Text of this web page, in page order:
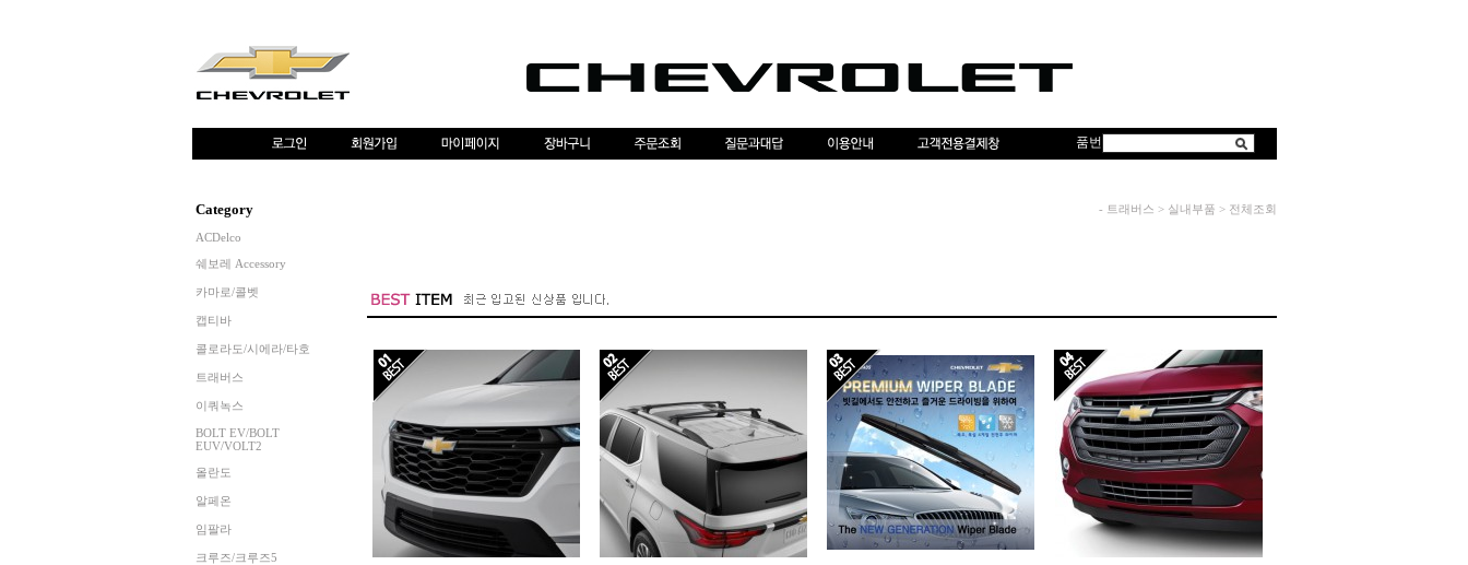
품번
Category
ACDelco
쉐보레 Accessory
카마로/콜벳
캡티바
콜로라도/시에라/타호
트래버스
이쿼녹스
BOLT EV/BOLT
EUV/VOLT2
올란도
알페온
임팔라
크루즈/크루즈5
- 트래버스 > 실내부품 > 전체조회